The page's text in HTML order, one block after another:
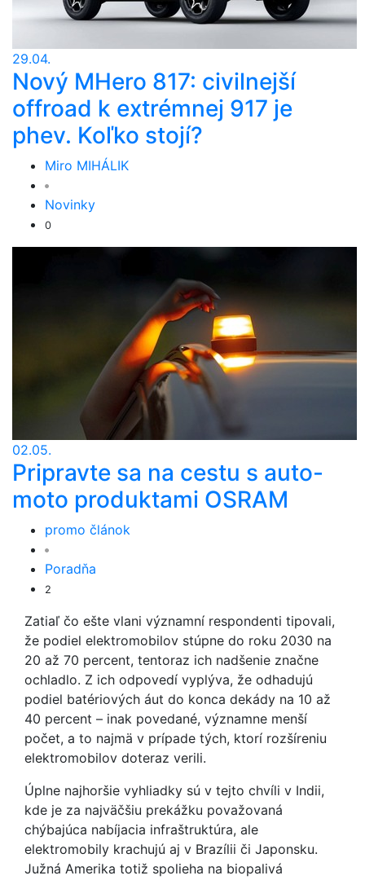
29.04.
Nový MHero 817: civilnejší
offroad k extrémnej 917 je
phev. Koľko stojí?
Miro MIHÁLIK
Novinky
0
02.05.
Pripravte sa na cestu s auto-
moto produktami OSRAM
promo článok
Poradňa
2
Zatiaľ čo ešte vlani významní respondenti tipovali,
že podiel elektromobilov stúpne do roku 2030 na
20 až 70 percent, tentoraz ich nadšenie značne
ochladlo. Z ich odpovedí vyplýva, že odhadujú
podiel batériových áut do konca dekády na 10 až
40 percent – inak povedané, významne menší
počet, a to najmä v prípade tých, ktorí rozšíreniu
elektromobilov doteraz verili.
Úplne najhoršie vyhliadky sú v tejto chvíli v Indii,
kde je za najväčšiu prekážku považovaná
chýbajúca nabíjacia infraštruktúra, ale
elektromobily krachujú aj v Brazílii či Japonsku.
Južná Amerika totiž spolieha na biopalivá